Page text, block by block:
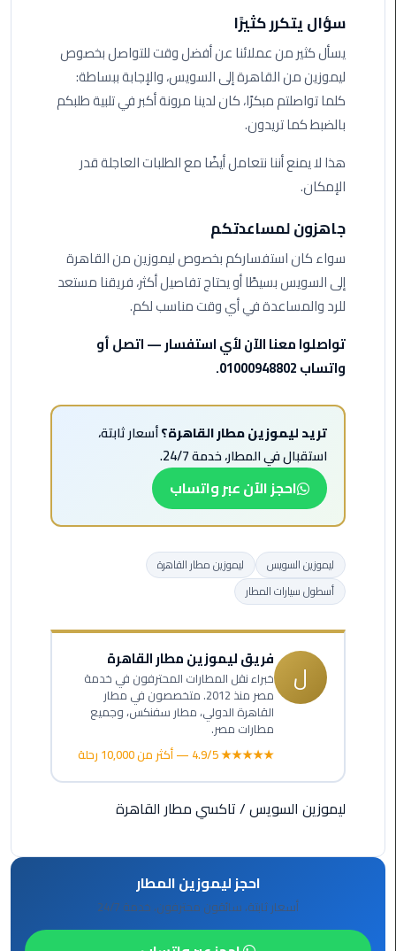
مرسيدس
بالسائق
مطار
العلمين
ليموزين
الاسكندريه
السويس
تاكسي
المطار
الاسكندريه
تاكسي
القاهرة
الاسكندريه
الأحمر
مطار
سؤال يتكرر كثيرًا
يسأل كثير من عملائنا عن أفضل وقت للتواصل بخصوص
ليموزين من القاهرة إلى السويس، والإجابة ببساطة:
كلما تواصلتم مبكرًا، كان لدينا مرونة أكبر في تلبية طلبكم
بالضبط كما تريدون.
هذا لا يمنع أننا نتعامل أيضًا مع الطلبات العاجلة قدر
الإمكان.
جاهزون لمساعدتكم
سواء كان استفساركم بخصوص ليموزين من القاهرة
إلى السويس بسيطًا أو يحتاج تفاصيل أكثر، فريقنا مستعد
للرد والمساعدة في أي وقت مناسب لكم.
تواصلوا معنا الآن لأي استفسار — اتصل أو
واتساب 01000948802.
تريد ليموزين مطار القاهرة؟أسعار ثابتة،
استقبال في المطار، خدمة 24/7.
احجز الآن عبر واتساب
ليموزين السويس
ليموزين مطار القاهرة
أسطول سيارات المطار
ل فريق ليموزين مطار القاهرة
خبراء نقل المطارات المحترفون في خدمة
مصر منذ 2012. متخصصون في مطار
القاهرة الدولي، مطار سفنكس، وجميع
مطارات مصر.
★★★★★ 4.9/5 — أكثر من 10,000 رحلة
ليموزين السويس/تاكسي مطار القاهرة
احجز ليموزين المطار
أسعار ثابتة، سائقون محترفون، خدمة 24/7